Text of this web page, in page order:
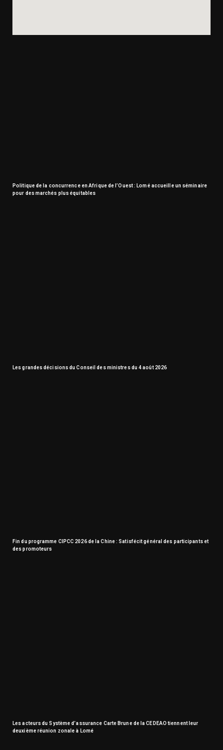
Politique de la concurrence en Afrique de l’Ouest : Lomé accueille un séminaire
pour des marchés plus équitables
Les grandes décisions du Conseil des ministres du 4 août 2026
Fin du programme CIPCC 2026 de la Chine : Satisfécit général des participants et
des promoteurs
Les acteurs du Système d’assurance Carte Brune de la CEDEAO tiennent leur
deuxième réunion zonale à Lomé